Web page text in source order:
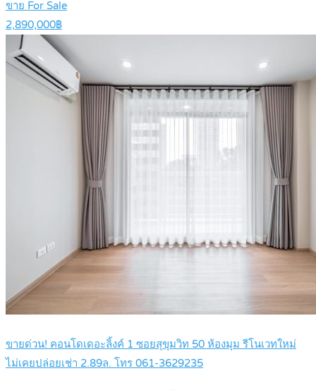
ขาย For Sale
2,890,000฿
ขายด่วน! คอนโดเดอะลิ้งค์ 1 ซอยสุขุมวิท 50 ห้องมุม รีโนเวทใหม่
ไม่เคยปล่อยเช่า 2.89ล. โทร 061-3629235